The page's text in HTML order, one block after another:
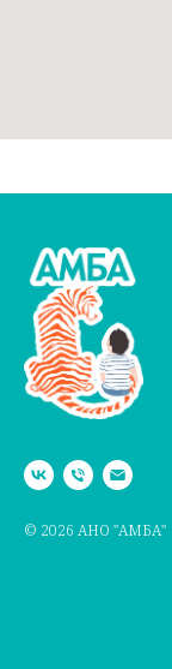
© 2026 АНО "АМБА"